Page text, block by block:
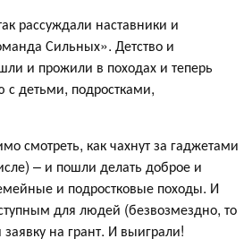
рассуждали наставники и
Сильных». Детство и
и прожили в походах и теперь
с детьми, подростками,
смотреть, как чахнут за гаджетами
– и пошли делать доброе и
и подростковые походы. И
для людей (безвозмездно, то
на грант. И выиграли!